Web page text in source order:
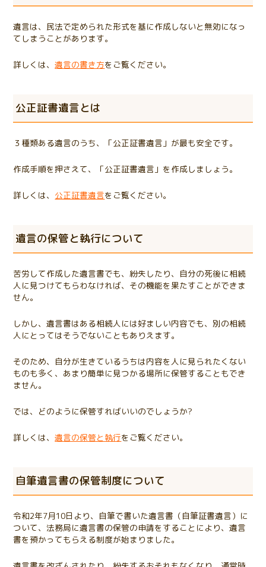
遺言は、民法で定められた形式を基に作成しないと無効になっ
てしまうことがあります。
詳しくは、遺言の書き方をご覧ください。
公正証書遺言とは
３種類ある遺言のうち、「公正証書遺言」が最も安全です。
作成手順を押さえて、「公正証書遺言」を作成しましょう。
詳しくは、 公正証書遺言をご覧ください。
遺言の保管と執行について
苦労して作成した遺言書でも、紛失したり、自分の死後に相続
人に見つけてもらわなければ、その機能を果たすことができま
せん。
しかし、遺言書はある相続人には好ましい内容でも、別の相続
人にとってはそうでないこともありえます。
そのため、自分が生きているうちは内容を人に見られたくない
ものも多く、あまり簡単に見つかる場所に保管することもでき
ません。
では、どのように保管すればいいのでしょうか?
詳しくは、遺言の保管と執行をご覧ください。
自筆遺言書の保管制度について
令和2年7月10日より、自筆で書いた遺言書（自筆証書遺言）に
ついて、法務局に遺言書の保管の申請をすることにより、遺言
書を預かってもらえる制度が始まりました。